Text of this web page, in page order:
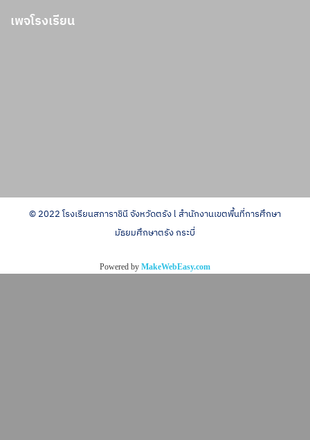
เพจโรงเรียน
© 2022 โรงเรียนสภาราชินี จังหวัดตรัง l สำนักงานเขตพื้นที่การศึกษา
มัธยมศึกษาตรัง กระบี่
Powered by MakeWebEasy.com